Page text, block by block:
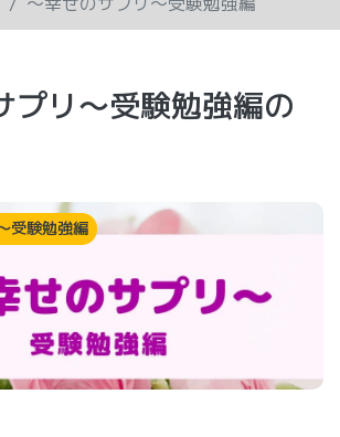
プリ～受験勉強編の
受験勉強編